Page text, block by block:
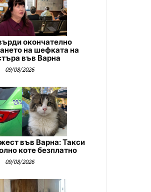
окончателно
на шефката на
във Варна
09/08/2026
във Варна: Такси
коте безплатно
09/08/2026